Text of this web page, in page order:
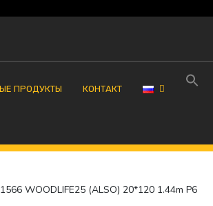
ПРОДУКТЫ КОНТАКТ
WOODLIFE25 (ALSO) 20*120 1.44m P6